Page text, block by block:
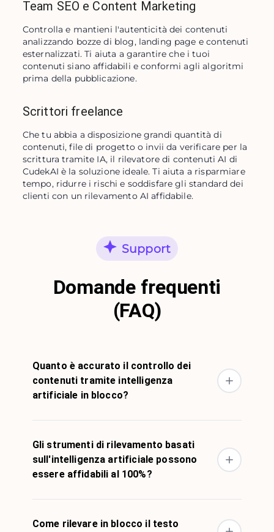
Team SEO e Content Marketing
Controlla e mantieni l'autenticità dei contenuti
analizzando bozze di blog, landing page e contenuti
esternalizzati. Ti aiuta a garantire che i tuoi
contenuti siano affidabili e conformi agli algoritmi
prima della pubblicazione.
Scrittori freelance
Che tu abbia a disposizione grandi quantità di
contenuti, file di progetto o invii da verificare per la
scrittura tramite IA, il rilevatore di contenuti AI di
CudekAI è la soluzione ideale. Ti aiuta a risparmiare
tempo, ridurre i rischi e soddisfare gli standard dei
clienti con un rilevamento AI affidabile.
Support
Domande frequenti
(FAQ)
Quanto è accurato il controllo dei
contenuti tramite intelligenza
artificiale in blocco?
Gli strumenti di rilevamento basati
sull'intelligenza artificiale possono
essere affidabili al 100%?
Come rilevare in blocco il testo